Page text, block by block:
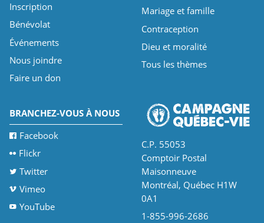
Inscription
Bénévolat
Événements
Nous joindre
Faire un don
Mariage et famille
Contraception
Dieu et moralité
Tous les thèmes
BRANCHEZ-VOUS À NOUS
Facebook
Flickr
Twitter
Vimeo
YouTube
C.P. 55053
Comptoir Postal
Maisonneuve
Montréal, Québec H1W
0A1
1-855-996-2686